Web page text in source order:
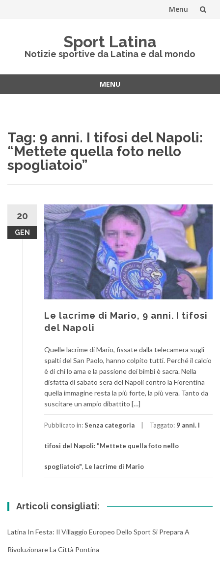
Menu
Sport Latina
Notizie sportive da Latina e dal mondo
MENU
Tag: 9 anni. I tifosi del Napoli:
“Mettete quella foto nello
spogliatoio”
20
GEN
Le lacrime di Mario, 9 anni. I tifosi
del Napoli
Quelle lacrime di Mario, fissate dalla telecamera sugli
spalti del San Paolo, hanno colpito tutti. Perché il calcio
è di chi lo ama e la passione dei bimbi è sacra. Nella
disfatta di sabato sera del Napoli contro la Fiorentina
quella immagine resta la più forte, la più vera. Tanto da
suscitare un ampio dibattito […]
Pubblicato in:Senza categoria Taggato: 9 anni. I
tifosi del Napoli: "Mettete quella foto nello
spogliatoio", Le lacrime di Mario
Articoli consigliati:
Latina In Festa: Il Villaggio Europeo Dello Sport Si Prepara A
Rivoluzionare La Città Pontina